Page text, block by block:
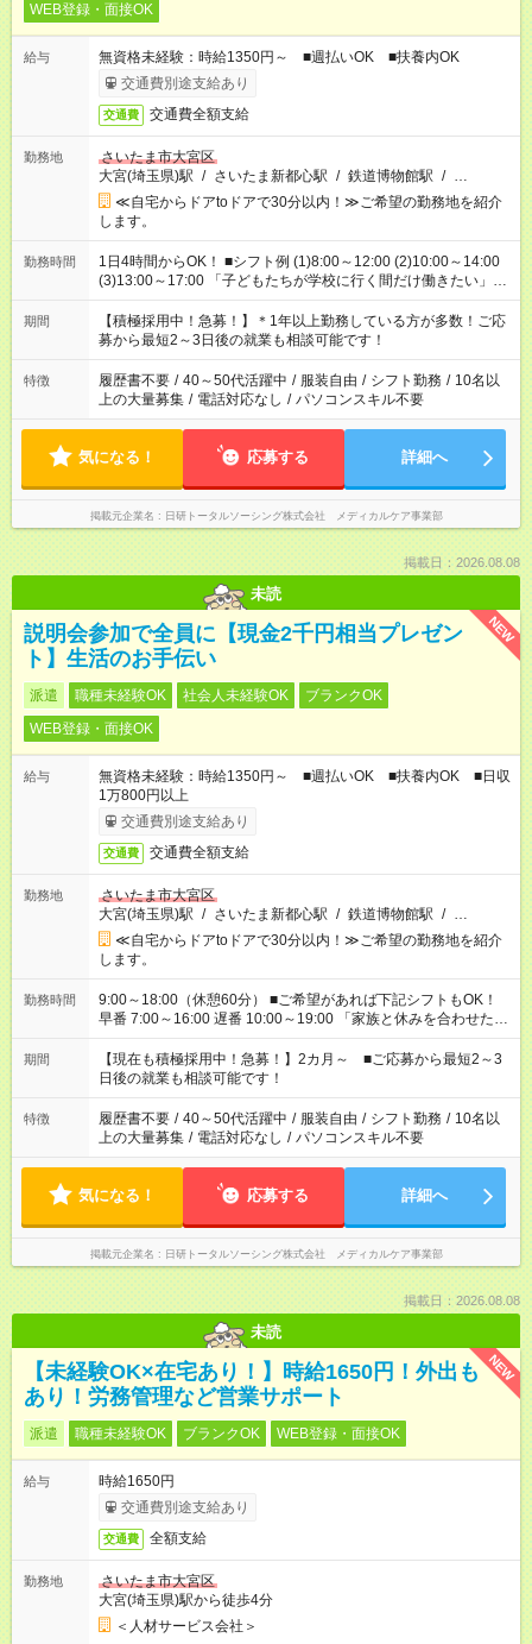
WEB登録・面接OK
給与
無資格未経験：時給1350円～ ■週払いOK ■扶養内OK
交通費別途支給あり
交通費 交通費全額支給
勤務地
さいたま市大宮区
大宮(埼玉県)駅 / さいたま新都心駅 / 鉄道博物館駅 / …
≪自宅からドアtoドアで30分以内！≫ご希望の勤務地を紹介
します。
勤務時間
1日4時間からOK！ ■シフト例 (1)8:00～12:00 (2)10:00～14:00
(3)13:00～17:00 「子どもたちが学校に行く間だけ働きたい」
「余裕を持って夕飯の準備がしたい」 「午前中は働いて、午後
はプライベートの時間にしたい」 など、ご希望を教えてくださ
いね。 ※Wワーク希望の方へ 今ご覧のお仕事で希望する勤務時
間と、もう1つのお仕事の勤務時間。 合計で週40時間を超える
場合は応募できません。
期間
【積極採用中！急募！】＊1年以上勤務している方が多数！ご応
募から最短2～3日後の就業も相談可能です！
特徴 履歴書不要 / 40～50代活躍中 / 服装自由 / シフト勤務 / 10名以
上の大量募集 / 電話対応なし / パソコンスキル不要
気になる！ 応募する 詳細へ
掲載元企業名 日研トータルソーシング株式会社 メディカルケア事業部
掲載日：2026.08.08
未読
NEW
説明会参加で全員に【現金2千円相当プレゼン
ト】生活のお手伝い
派遣 職種未経験OK 社会人未経験OK
ブランクOK
WEB登録・面接OK
給与
無資格未経験：時給1350円～ ■週払いOK ■扶養内OK ■日収
1万800円以上
交通費別途支給あり
交通費 交通費全額支給
勤務地
さいたま市大宮区
大宮(埼玉県)駅 / さいたま新都心駅 / 鉄道博物館駅 / …
≪自宅からドアtoドアで30分以内！≫ご希望の勤務地を紹介
します。
勤務時間
9:00～18:00（休憩60分） ■ご希望があれば下記シフトもOK！
早番 7:00～16:00 遅番 10:00～19:00 「家族と休みを合わせた
い」 「余裕を持って夕飯の準備がしたい」 「できれば残業はし
たくない」 など、ご希望を教えてくださいね。 ※Wワーク希望
の方へ 今ご覧のお仕事で希望する勤務時間と、もう1つのお仕事
の勤務時間。 合計で週40時間を超える場合は応募できません。
期間
【現在も積極採用中！急募！】2カ月～ ■ご応募から最短2～3
日後の就業も相談可能です！
特徴 履歴書不要 / 40～50代活躍中 / 服装自由 / シフト勤務 / 10名以
上の大量募集 / 電話対応なし / パソコンスキル不要
気になる！ 応募する 詳細へ
掲載元企業名 日研トータルソーシング株式会社 メディカルケア事業部
掲載日：2026.08.08
未読
NEW
【未経験OK×在宅あり！】時給1650円！外出も
あり！労務管理など営業サポート
派遣 職種未経験OK ブランクOK WEB登録・面接OK
給与
時給1650円
交通費別途支給あり
交通費 全額支給
勤務地
さいたま市大宮区
大宮(埼玉県)駅から徒歩4分
＜人材サービス会社＞